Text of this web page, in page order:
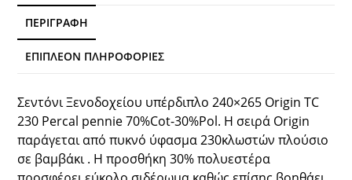
30%
Pol
Λευκό
Home
ποσότητα
ΠΕΡΙΓΡΑΦΉ
ΕΠΙΠΛΈΟΝ ΠΛΗΡΟΦΟΡΊΕΣ
Σεντόνι Ξενοδοχείου υπέρδιπλο 240×265 Origin TC
230 Percal pennie 70%Cot-30%Pol. Η σειρά Origin
παράγεται από πυκνό ύφασμα 230κλωστών πλούσιο
σε βαμβάκι . Η προσθήκη 30% πολυεστέρα